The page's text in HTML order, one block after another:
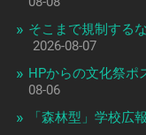
そこまで規制する
2026-08-07
HPからの文化祭ポ
08-06
「森林型」学校広